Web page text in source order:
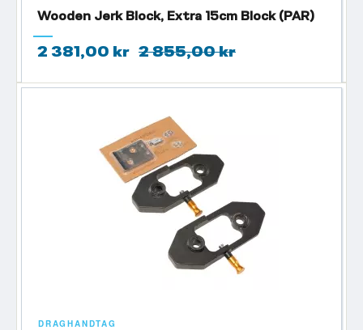
Wooden Jerk Block, Extra 15cm Block (PAR)
2 381,00 kr 2 855,00 kr
DRAGHANDTAG